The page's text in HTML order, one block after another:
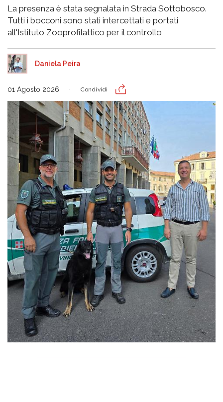
La presenza è stata segnalata in Strada Sottobosco.
Tutti i bocconi sono stati intercettati e portati
all'Istituto Zooprofilattico per il controllo
Daniela Peira
01 Agosto 2026 Condividi